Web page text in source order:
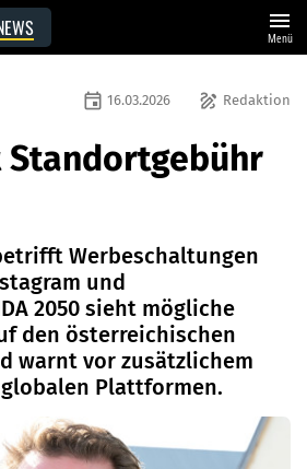
menu
Menü
draw Redaktion
event 16.03.2026
Werbeschaltungen
und
2050 sieht mögliche
den österreichischen
warnt vor zusätzlichem
Plattformen.